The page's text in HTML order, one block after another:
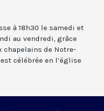
à 18h30 le samedi et
au vendredi, grâce
chapelains de Notre-
célébrée en l’église